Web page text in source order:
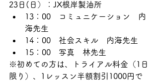
23日(日）：JX根岸製油所
13：00　コミュニケーション　内
海先生
14：00　社会スキル　内海先生
15：00　写真　林先生
※初めての方は、トライアル料金（1日
限り）、1レッスン半額割引1000円で